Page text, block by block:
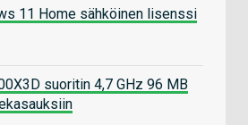
11 Home sähköinen lisenssi
suoritin 4,7 GHz 96 MB